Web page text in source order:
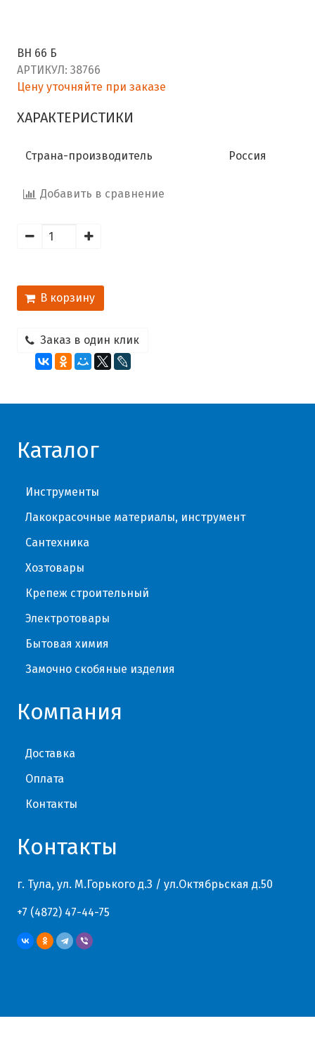
ВН 66 Б
АРТИКУЛ: 38766
Цену уточняйте при заказе
ХАРАКТЕРИСТИКИ
Страна-производитель Россия
Добавить в сравнение
В корзину
Заказ в один клик
Каталог
Инструменты
Лакокрасочные материалы, инструмент
Сантехника
Хозтовары
Крепеж строительный
Электротовары
Бытовая химия
Замочно скобяные изделия
Компания
Доставка
Оплата
Контакты
Контакты
г. Тула, ул. М.Горького д.3 / ул.Октябрьская д.50
+7 (4872) 47-44-75